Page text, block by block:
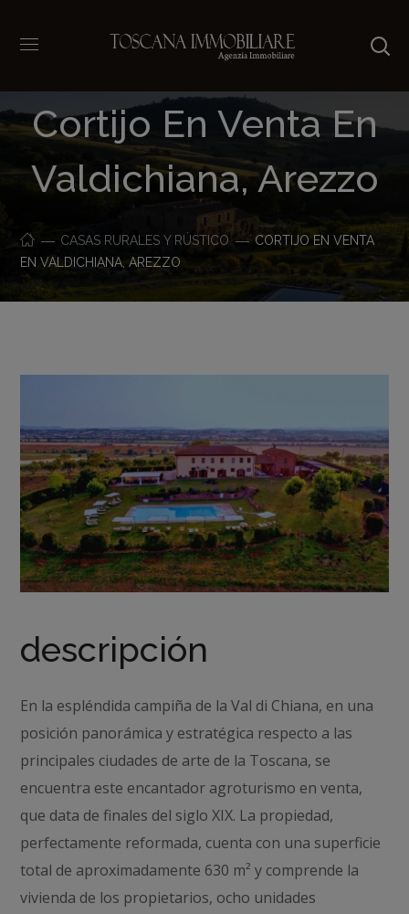
Cortijo En Venta En
Valdichiana, Arezzo
CASAS RURALES Y RÚSTICO
CORTIJO EN VENTA
EN VALDICHIANA, AREZZO
descripción
En la espléndida campiña de la Val di Chiana, en una
posición panorámica y estratégica respecto a las
principales ciudades de arte de la Toscana, se
encuentra este encantador agroturismo en venta,
que data de finales del siglo XIX. La propiedad,
perfectamente reformada, cuenta con una superficie
total de aproximadamente 630 m² y comprende la
vivienda de los propietarios, ocho unidades